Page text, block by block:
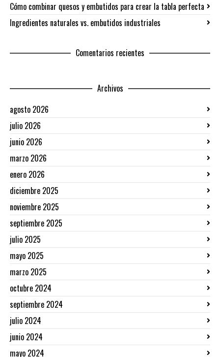
Cómo combinar quesos y embutidos para crear la tabla perfecta
Ingredientes naturales vs. embutidos industriales
Comentarios recientes
Archivos
agosto 2026
julio 2026
junio 2026
marzo 2026
enero 2026
diciembre 2025
noviembre 2025
septiembre 2025
julio 2025
mayo 2025
marzo 2025
octubre 2024
septiembre 2024
julio 2024
junio 2024
mayo 2024